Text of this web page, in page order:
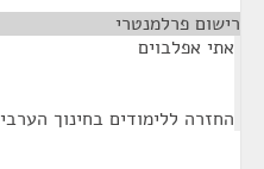
רישום פרלמנטרי
אתי אפלבוים
החזרה ללימודים בחינוך הערבי